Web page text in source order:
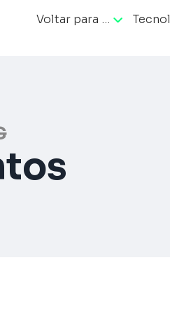
Voltar para …